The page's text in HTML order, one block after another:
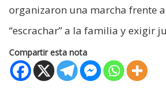
organizaron una marcha frente
“escrachar” a la familia y exigir
Compartir esta nota